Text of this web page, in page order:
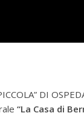
DI
“La Casa di